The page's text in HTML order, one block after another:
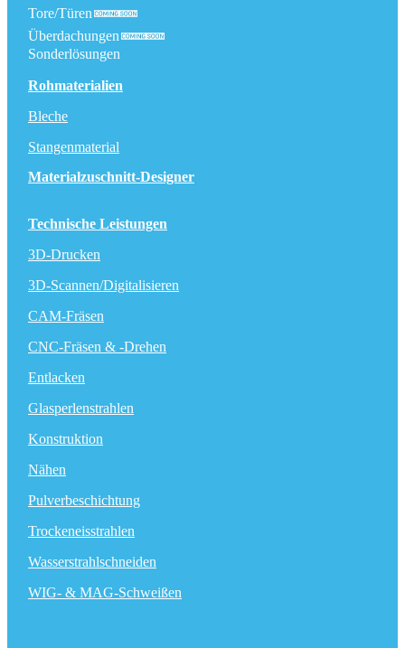
Tore/Türen
Überdachungen
Sonderlösungen
Rohmaterialien
Bleche
Stangenmaterial
Materialzuschnitt-Designer
Technische Leistungen
3D-Drucken
3D-Scannen/Digitalisieren
CAM-Fräsen
CNC-Fräsen & -Drehen
Entlacken
Glasperlenstrahlen
Konstruktion
Nähen
Pulverbeschichtung
Trockeneisstrahlen
Wasserstrahlschneiden
WIG- & MAG-Schweißen